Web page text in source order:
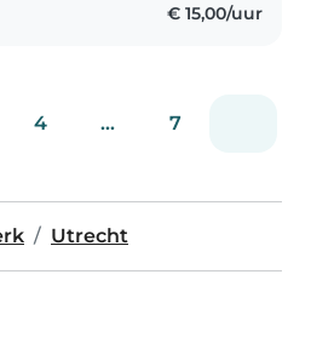
€ 15,00/uur
4 ... 7
Utrecht